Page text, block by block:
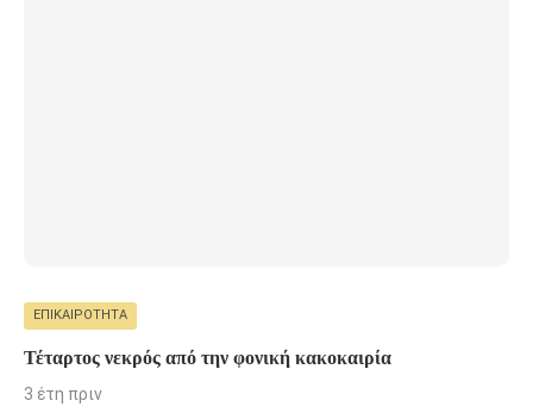
ΕΠΙΚΑΙΡΌΤΗΤΑ
Τέταρτος νεκρός από την φονική κακοκαιρία
3 έτη πριν